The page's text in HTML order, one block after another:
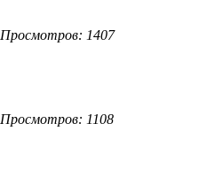
Просмотров: 1407
Просмотров: 1108